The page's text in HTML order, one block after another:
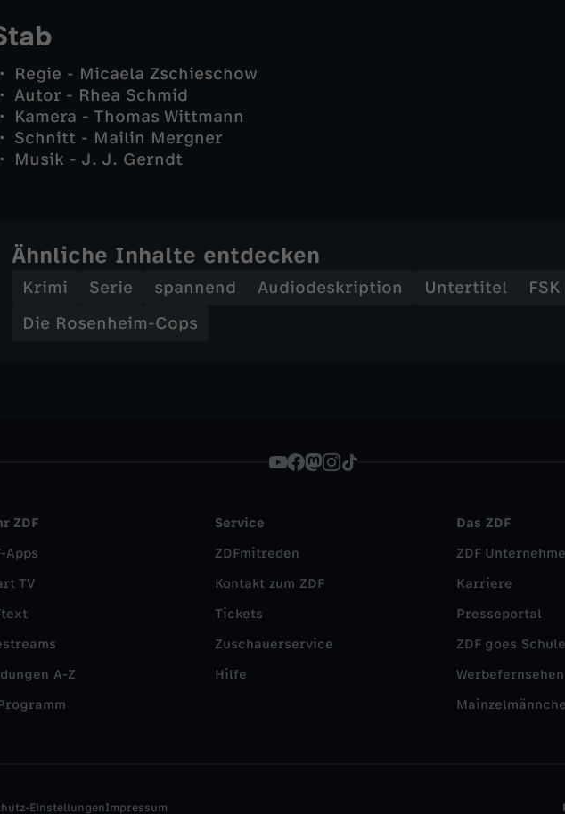
Regie - Micaela Zschieschow
Autor - Rhea Schmid
Kamera - Thomas Wittmann
Schnitt - Mailin Mergner
Musik - J. J. Gerndt
Ähnliche Inhalte entdecken
Krimi Serie spannend Audiodeskription Untertitel
Die Rosenheim-Cops
ZDF
Apps
TV
A-Z
Service
ZDFmitreden
Kontakt zum ZDF
Tickets
Zuschauerservice
Hilfe
Das ZDF
ZDF
Karriere
Presseportal
ZDF goes Schule
Werbefernsehen
EinstellungenImpressum